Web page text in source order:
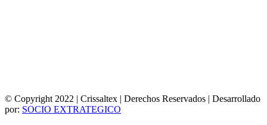
© Copyright 2022 | Crissaltex | Derechos Reservados | Desarrollado
por: SOCIO EXTRATEGICO